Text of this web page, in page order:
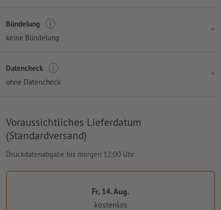
Bündelung
keine Bündelung
Datencheck
ohne Datencheck
Voraussichtliches Lieferdatum
(Standardversand)
Druckdatenabgabe bis morgen 12:00 Uhr
Fr, 14. Aug.
kostenlos